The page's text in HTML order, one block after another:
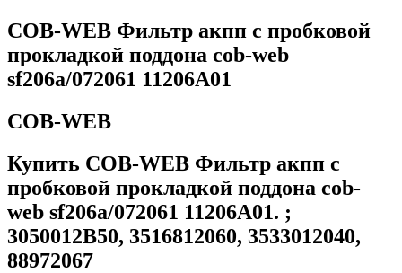
COB-WEB Фильтр акпп с пробковой
прокладкой поддона cob-web
sf206a/072061 11206A01
COB-WEB
Купить COB-WEB Фильтр акпп с
пробковой прокладкой поддона cob-
web sf206a/072061 11206A01. ;
3050012B50, 3516812060, 3533012040,
88972067